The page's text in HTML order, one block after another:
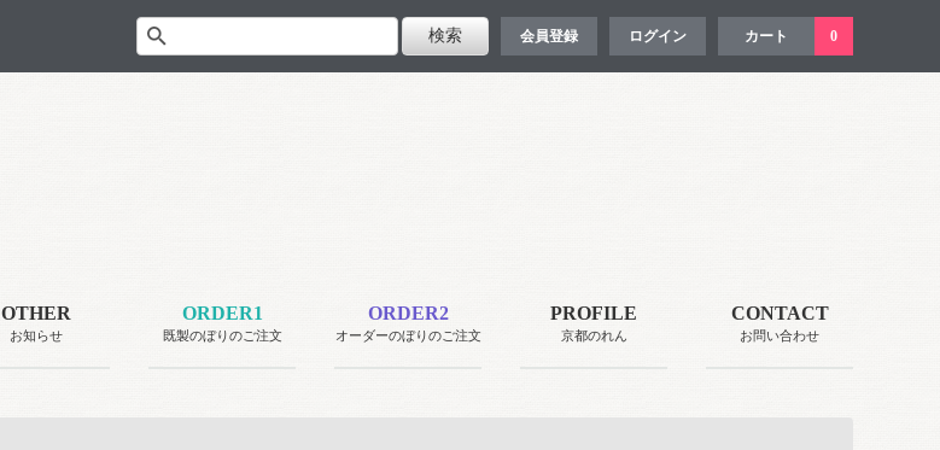
会員登録 ログイン カート 0
OTHER
お知らせ
ORDER1
既製のぼりのご注文
ORDER2
オーダーのぼりのご注文
PROFILE
京都のれん
CONTACT
お問い合わせ